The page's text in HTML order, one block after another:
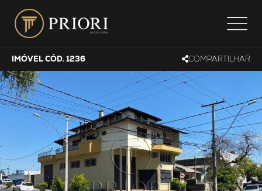
IMÓVEL CÓD. 1236 COMPARTILHAR